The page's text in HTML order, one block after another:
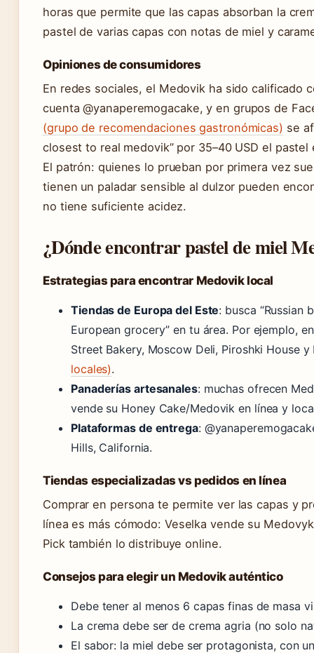
horas que permite que las capas absorban la
pastel de varias capas con notas de miel y
Opiniones de consumidores
En redes sociales, el Medovik ha sido calificado
cuenta @yanaperemogacake, y en grupos de
(grupo de recomendaciones gastronómicas) se
closest to real medovik” por 35–40 USD el pastel
El patrón: quienes lo prueban por primera vez
tienen un paladar sensible al dulzor pueden
no tiene suficiente acidez.
¿Dónde encontrar pastel de miel
Estrategias para encontrar Medovik local
Tiendas de Europa del Este: busca “Russian
European grocery” en tu área. Por ejemplo,
Street Bakery, Moscow Deli, Piroshki House
locales).
Panaderías artesanales: muchas ofrecen
vende su Honey Cake/Medovik en línea y
Plataformas de entrega:
Hills, California.
Tiendas especializadas vs pedidos en línea
Comprar en persona te permite ver las capas y
línea es más cómodo: Veselka vende su
Pick también lo distribuye online.
Consejos para elegir un Medovik auténtico
Debe tener al menos 6 capas finas de masa
La crema debe ser de crema agria (no solo
El sabor: la miel debe ser protagonista, con